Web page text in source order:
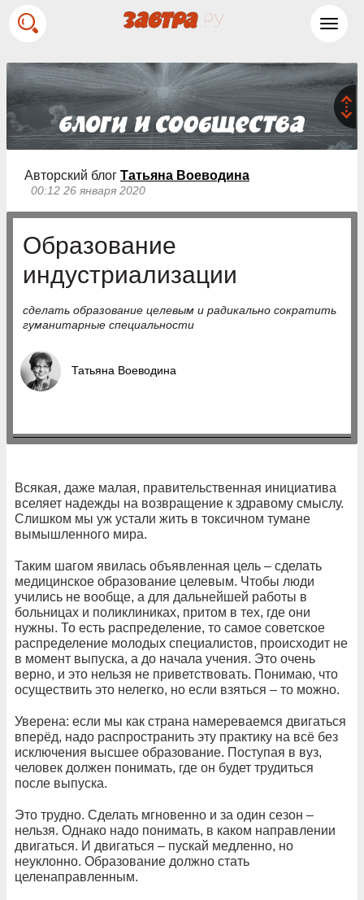
Авторский блог Татьяна Воеводина
00:12 26 января 2020
Образование
индустриализации
сделать образование целевым и радикально сократить
гуманитарные специальности
Татьяна Воеводина
Всякая, даже малая, правительственная инициатива
вселяет надежды на возвращение к здравому смыслу.
Слишком мы уж устали жить в токсичном тумане
вымышленного мира.
Таким шагом явилась объявленная цель – сделать
медицинское образование целевым. Чтобы люди
учились не вообще, а для дальнейшей работы в
больницах и поликлиниках, притом в тех, где они
нужны. То есть распределение, то самое советское
распределение молодых специалистов, происходит не
в момент выпуска, а до начала учения. Это очень
верно, и это нельзя не приветствовать. Понимаю, что
осуществить это нелегко, но если взяться – то можно.
Уверена: если мы как страна намереваемся двигаться
вперёд, надо распространить эту практику на всё без
исключения высшее образование. Поступая в вуз,
человек должен понимать, где он будет трудиться
после выпуска.
Это трудно. Сделать мгновенно и за один сезон –
нельзя. Однако надо понимать, в каком направлении
двигаться. И двигаться – пускай медленно, но
неуклонно. Образование должно стать
целенаправленным.